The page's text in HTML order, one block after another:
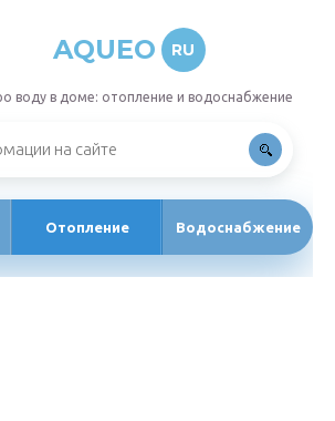
AQUEO RU
воду в доме: отопление и водоснабжение
Отопление Водоснабжение